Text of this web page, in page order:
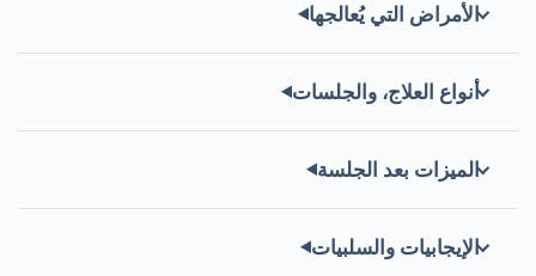
الأمراض التي يُعالجها
أنواع العلاج، والجلسات
الميزات بعد الجلسة
الإيجابيات والسلبيات